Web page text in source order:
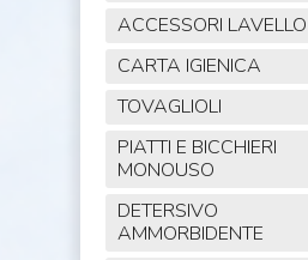
ACCESSORI LAVELLO
CARTA IGIENICA
TOVAGLIOLI
PIATTI E BICCHIERI
MONOUSO
DETERSIVO
AMMORBIDENTE